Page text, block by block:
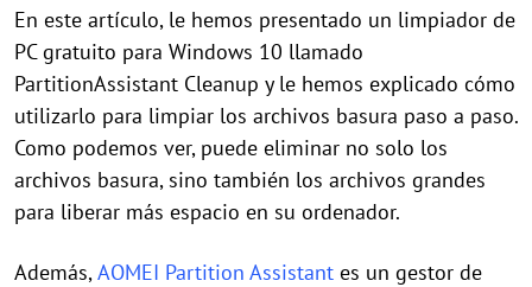
En este artículo, le hemos presentado un limpiador de
PC gratuito para Windows 10 llamado
PartitionAssistant Cleanup y le hemos explicado cómo
utilizarlo para limpiar los archivos basura paso a paso.
Como podemos ver, puede eliminar no solo los
archivos basura, sino también los archivos grandes
para liberar más espacio en su ordenador.
Además,AOMEI Partition Assistant es un gestor de